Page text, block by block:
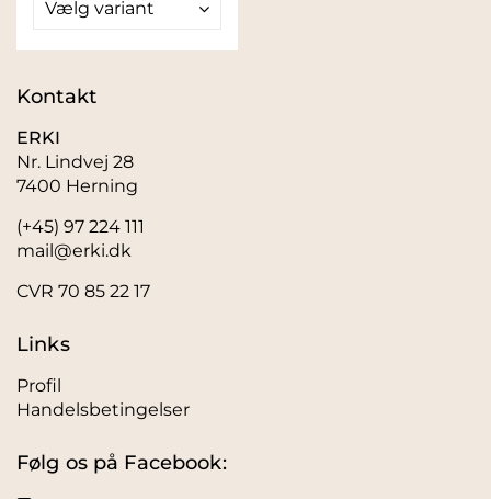
Vælg variant
Kontakt
ERKI
Nr. Lindvej 28
7400 Herning
(+45) 97 224 111
mail@erki.dk
CVR 70 85 22 17
Links
Profil
Handelsbetingelser
Følg os på Facebook: